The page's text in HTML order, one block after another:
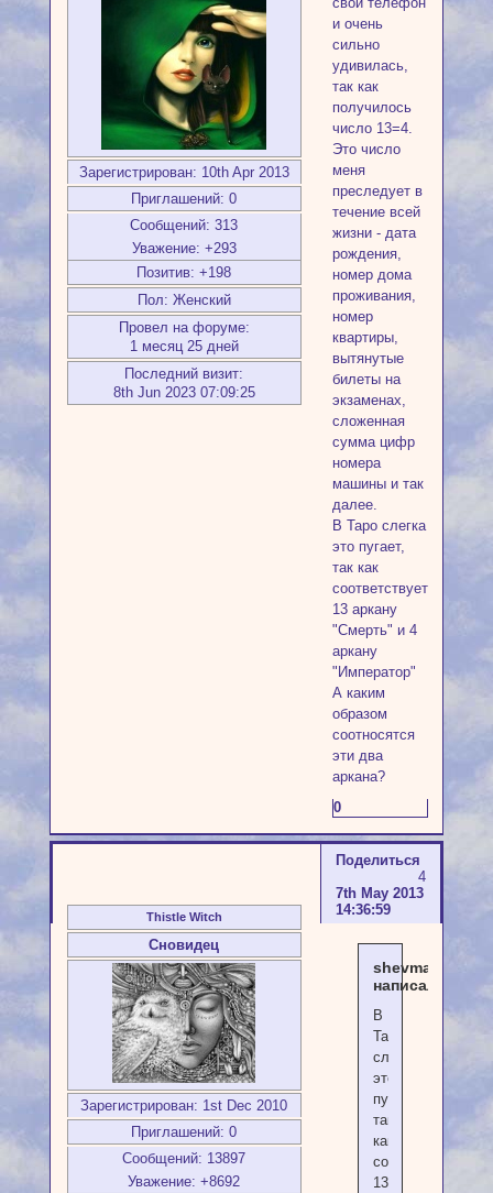
Зарегистрирован: 10th Apr 2013
Приглашений: 0
Сообщений: 313
Уважение: +293
Позитив: +198
Пол: Женский
Провел на форуме:
1 месяц 25 дней
Последний визит:
8th Jun 2023 07:09:25
и очень
сильно
удивилась,
так как
получилось
число 13=4.
Это число
меня
преследует в
течение всей
жизни - дата
рождения,
номер дома
проживания,
номер
квартиры,
вытянутые
билеты на
экзаменах,
сложенная
сумма цифр
номера
машины и так
далее.
В Таро слегка
это пугает,
так как
соответствует
13 аркану
"Смерть" и 4
аркану
"Император"
А каким
образом
соотносятся
эти два
аркана?
0
Поделиться
4
7th May 2013
14:36:59
Thistle Witch
Сновидец
Зарегистрирован: 1st Dec 2010
Приглашений: 0
Сообщений: 13897
Уважение: +8692
shevmaria
написал(а):
В
Таро
слегка
это
пугает,
так
как
соответствует
13